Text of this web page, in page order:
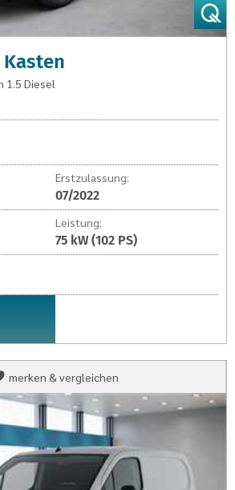
1.5 Diesel
Erstzulassung:
07/2022
Leistung:
75 kW (102 PS)
Peugeot
Partner
Partner
Kasten
Premium
1.5
BlueHDI
merken & vergleichen